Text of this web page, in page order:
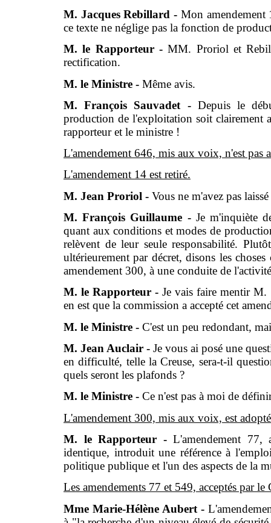
M. Jacques Rebillard - Mon amendement
ce texte ne néglige pas la fonction de
M. le Rapporteur -MM. Proriol et
rectification.
M. le Ministre - Même avis.
M. François Sauvadet - Depuis le
production de l'exploitation soit clairement
rapporteur et le ministre !
L'amendement 646, mis aux voix, n'est pas
L'amendement 14 est retiré.
M. Jean Proriol - Vous ne m'avez pas
M. François Guillaume -Je m'inquiète
quant aux conditions et modes de
relèvent de leur seule responsabilité.
ultérieurement par décret, disons les
amendement 300, à une conduite de
M. le Rapporteur - Je vais faire mentir M.
en est que la commission a accepté cet
M. le Ministre - C'est un peu redondant,
M. Jean Auclair - Je vous ai posé une
en difficulté, telle la Creuse, sera-t-il
quels seront les plafonds ?
M. le Ministre - Ce n'est pas à moi de
L'amendement 300, mis aux voix, est
M. le Rapporteur -L'amendement 77,
identique, introduit une référence à
politique publique et l'un des aspects de la
Les amendements 77 et 549, acceptés par
Mme Marie-Hélène Aubert -